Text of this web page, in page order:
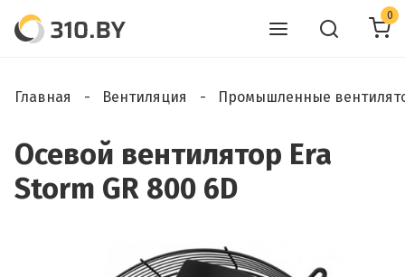
0
Главная Вентиляция Промышленные
Осевой вентилятор Era
Storm GR 800 6D